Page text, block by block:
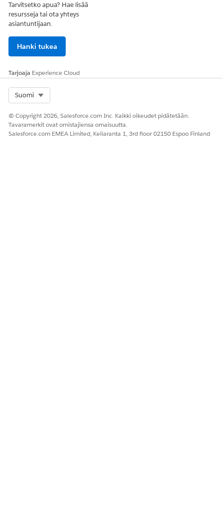
Tarvitsetko apua? Hae lisää
resursseja tai ota yhteys
asiantuntijaan.
Hanki tukea
Tarjoaja Experience Cloud
Suomi
© Copyright 2026, Salesforce.com Inc. Kaikki oikeudet pidätetään.
Tavaramerkit ovat omistajiensa omaisuutta.
Salesforce.com EMEA Limited, Keilaranta 1, 3rd floor 02150 Espoo Finland